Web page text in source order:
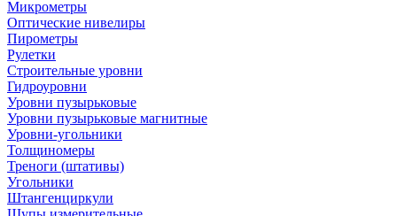
Микрометры
Оптические нивелиры
Пирометры
Рулетки
Строительные уровни
Гидроуровни
Уровни пузырьковые
Уровни пузырьковые магнитные
Уровни-угольники
Толщиномеры
Треноги (штативы)
Угольники
Штангенциркули